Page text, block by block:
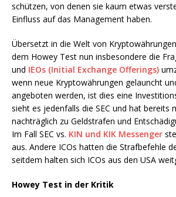
schützen, von denen sie kaum etwas
Einfluss auf das Management haben.
Übersetzt in die Welt von
dem Howey Test nun insbesondere die
und IEOs (Initial Exchange Offerings)
wenn neue Kryptowährungen gelauncht
angeboten werden, ist dies eine
sieht es jedenfalls die SEC und hat bereits
nachträglich zu Geldstrafen und
Im Fall SEC vs. KIN und KIK Messenger
aus. Andere ICOs hatten die Strafbefehle
seitdem halten sich ICOs aus den USA
Howey Test in der Kritik